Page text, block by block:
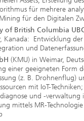
für mehrere
für den Digitalen
of British Columbia
Kanada: Entwicklung
und
(KMU) in Weimar,
einer geeigneten Form
(z. B. Drohnenflug)
mit IoT-
und -verwaltung
mittels MR-